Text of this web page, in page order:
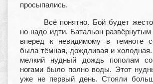
просыпались.
Всё понятно. Бой будет
но надо идти. Батальон
вперед к невидимому в темноте
была тёмная, дождливая и
мелкий нудный дождь пополам
ногами было полно воды. Этот
уже не первый день. Стояли